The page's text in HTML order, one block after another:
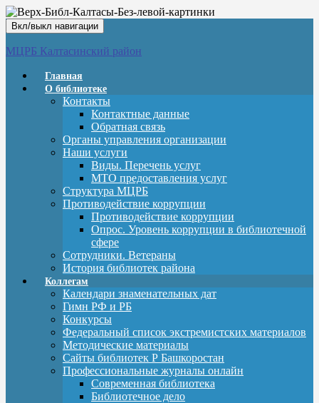
Вкл/выкл навигации
МЦРБ Калтасинский район
Главная
О библиотеке
Контакты
Контактные данные
Обратная связь
Органы управления организации
Наши услуги
Виды. Перечень услуг
МТО предоставления услуг
Структура МЦРБ
Противодействие коррупции
Противодействие коррупции
Опрос. Уровень коррупции в библиотечной
сфере
Сотрудники. Ветераны
История библиотек района
Коллегам
Календари знаменательных дат
Гимн РФ и РБ
Конкурсы
Федеральный список экстремистских материалов
Методические материалы
Сайты библиотек Р Башкоростан
Профессиональные журналы онлайн
Современная библиотека
Библиотечное дело